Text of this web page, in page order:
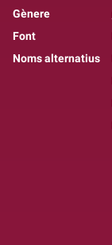
Gènere
Font
Noms alternatius